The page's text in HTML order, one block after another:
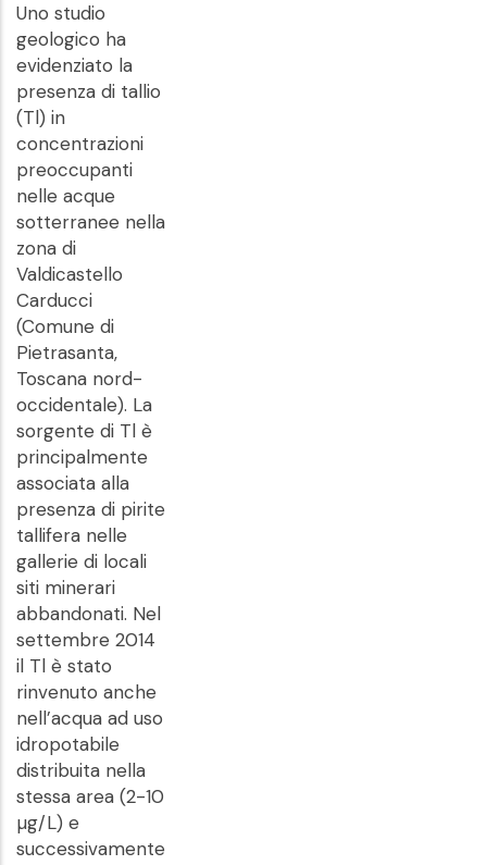
Uno studio
geologico ha
evidenziato la
presenza di tallio
(Tl) in
concentrazioni
preoccupanti
nelle acque
sotterranee nella
zona di
Valdicastello
Carducci
(Comune di
Pietrasanta,
Toscana nord-
occidentale). La
sorgente di Tl è
principalmente
associata alla
presenza di pirite
tallifera nelle
gallerie di locali
siti minerari
abbandonati. Nel
settembre 2014
il Tl è stato
rinvenuto anche
nell’acqua ad uso
idropotabile
distribuita nella
stessa area (2-10
µg/L) e
successivamente